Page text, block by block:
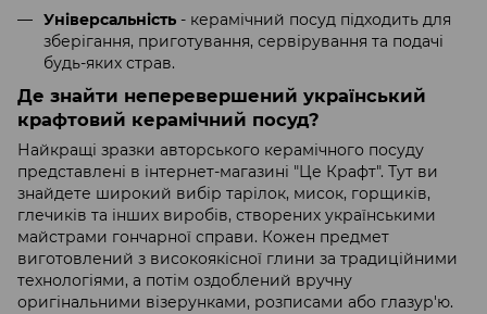
Універсальність - керамічний посуд підходить для
зберігання, приготування, сервірування та подачі
будь-яких страв.
Де знайти неперевершений український
крафтовий керамічний посуд?
Найкращі зразки авторського керамічного посуду
представлені в інтернет-магазині "Це Крафт". Тут ви
знайдете широкий вибір тарілок, мисок, горщиків,
глечиків та інших виробів, створених українськими
майстрами гончарної справи. Кожен предмет
виготовлений з високоякісної глини за традиційними
технологіями, а потім оздоблений вручну
оригінальними візерунками, розписами або глазур'ю.